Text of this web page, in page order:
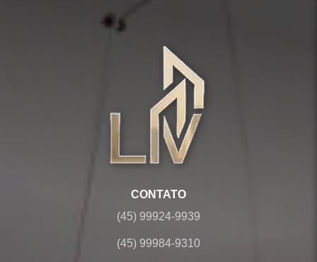
CONTATO
(45) 99924-9939
(45) 99984-9310